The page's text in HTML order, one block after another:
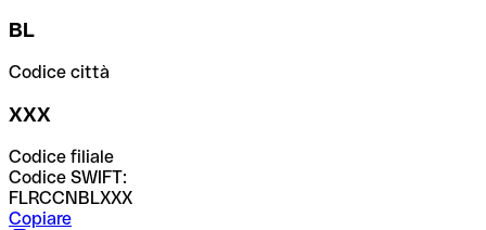
BL
Codice città
XXX
Codice filiale
Codice SWIFT:
FLRCCNBLXXX
Copiare